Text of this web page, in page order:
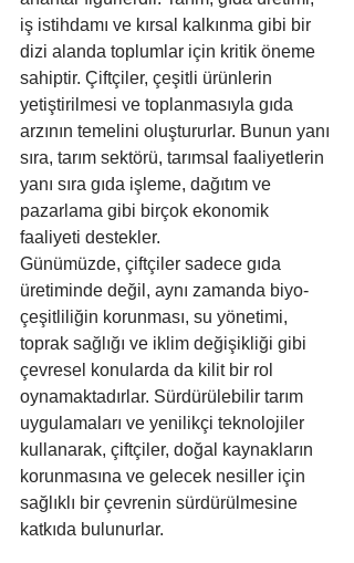
iş istihdamı ve kırsal kalkınma gibi bir
dizi alanda toplumlar için kritik öneme
sahiptir. Çiftçiler, çeşitli ürünlerin
yetiştirilmesi ve toplanmasıyla gıda
arzının temelini oluştururlar. Bunun yanı
sıra, tarım sektörü, tarımsal faaliyetlerin
yanı sıra gıda işleme, dağıtım ve
pazarlama gibi birçok ekonomik
faaliyeti destekler.
Günümüzde, çiftçiler sadece gıda
üretiminde değil, aynı zamanda biyo-
çeşitliliğin korunması, su yönetimi,
toprak sağlığı ve iklim değişikliği gibi
çevresel konularda da kilit bir rol
oynamaktadırlar. Sürdürülebilir tarım
uygulamaları ve yenilikçi teknolojiler
kullanarak, çiftçiler, doğal kaynakların
korunmasına ve gelecek nesiller için
sağlıklı bir çevrenin sürdürülmesine
katkıda bulunurlar.